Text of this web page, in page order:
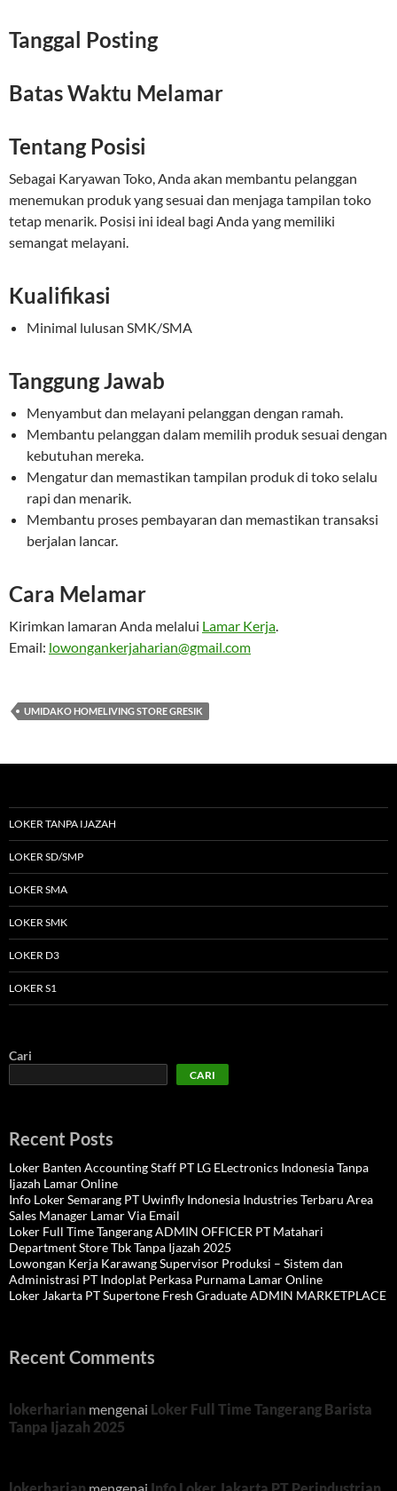
Tanggal Posting
Batas Waktu Melamar
Tentang Posisi
Sebagai Karyawan Toko, Anda akan membantu pelanggan
menemukan produk yang sesuai dan menjaga tampilan toko
tetap menarik. Posisi ini ideal bagi Anda yang memiliki
semangat melayani.
Kualifikasi
Minimal lulusan SMK/SMA
Tanggung Jawab
Menyambut dan melayani pelanggan dengan ramah.
Membantu pelanggan dalam memilih produk sesuai dengan
kebutuhan mereka.
Mengatur dan memastikan tampilan produk di toko selalu
rapi dan menarik.
Membantu proses pembayaran dan memastikan transaksi
berjalan lancar.
Cara Melamar
Kirimkan lamaran Anda melalui Lamar Kerja.
Email: lowongankerjaharian@gmail.com
UMIDAKO HOMELIVING STORE GRESIK
LOKER TANPA IJAZAH
LOKER SD/SMP
LOKER SMA
LOKER SMK
LOKER D3
LOKER S1
Cari
CARI
Recent Posts
Loker Banten Accounting Staff PT LG ELectronics Indonesia Tanpa
Ijazah Lamar Online
Info Loker Semarang PT Uwinfly Indonesia Industries Terbaru Area
Sales Manager Lamar Via Email
Loker Full Time Tangerang ADMIN OFFICER PT Matahari
Department Store Tbk Tanpa Ijazah 2025
Lowongan Kerja Karawang Supervisor Produksi – Sistem dan
Administrasi PT Indoplat Perkasa Purnama Lamar Online
Loker Jakarta PT Supertone Fresh Graduate ADMIN MARKETPLACE
Recent Comments
lokerharian mengenai Loker Full Time Tangerang Barista
Tanpa Ijazah 2025